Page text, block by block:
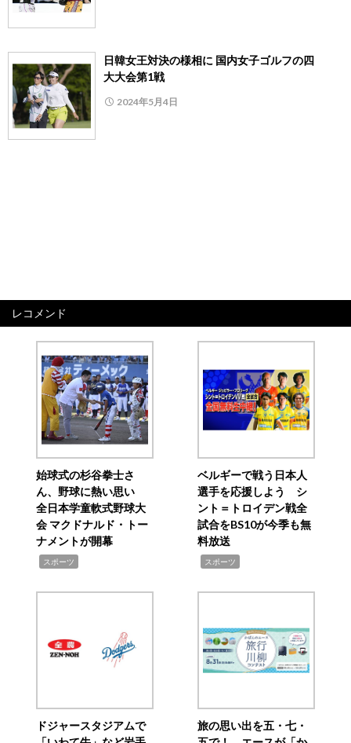
日韓女王対決の様相に 国内女子ゴルフの四
大大会第1戦
2024年5月4日
レコメンド
始球式の杉谷拳士さ
ん、野球に熱い思い
全日本学童軟式野球大
会 マクドナルド・トー
ナメントが開幕
スポーツ
ベルギーで戦う日本人
選手を応援しよう シ
ント＝トロイデン戦全
試合をBS10が今季も無
料放送
スポーツ
ドジャースタジアムで
旅の思い出を五・七・